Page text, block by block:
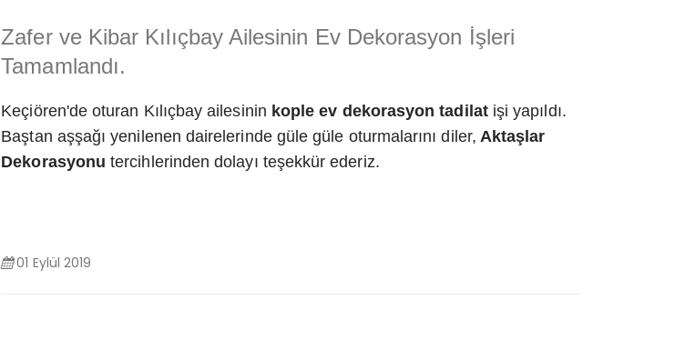
Zafer ve Kibar Kılıçbay Ailesinin Ev Dekorasyon İşleri
Tamamlandı.
Keçiören'de oturan Kılıçbay ailesinin kople ev dekorasyon tadilatişi yapıldı.
Baştan aşşağı yenilenen dairelerinde güle güle oturmalarını diler, Aktaşlar
Dekorasyonu tercihlerinden dolayı teşekkür ederiz.
01 Eylül 2019